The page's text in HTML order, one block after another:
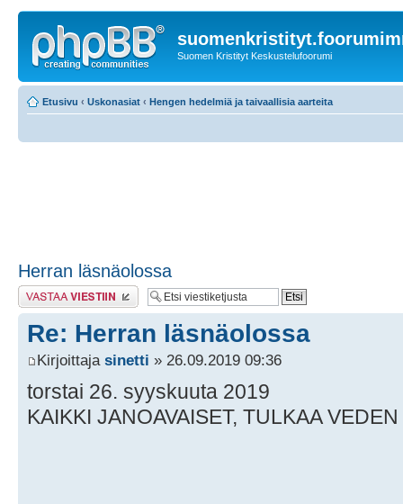
Suomen Kristityt Keskustelufoorumi
Etusivu ‹ Uskonasiat ‹ Hengen hedelmiä ja taivaallisia aarteita
Herran läsnäolossa
Lähetä vastaus
Re: Herran läsnäolossa
Kirjoittaja sinetti » 26.09.2019 09:36
torstai 26. syyskuuta 2019
KAIKKI JANOAVAISET, TULKAA